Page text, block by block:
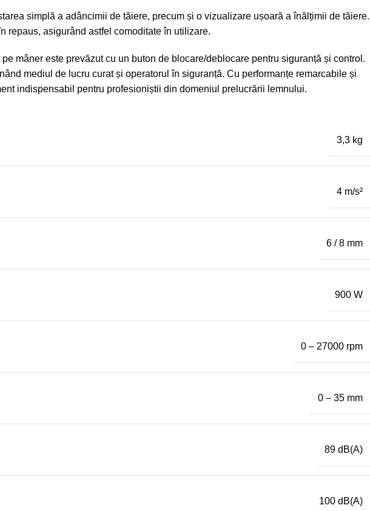
simplă a adâncimii de tăiere, precum și o vizualizare ușoară a înălțimii de tăiere.
repaus, asigurând astfel comoditate în utilizare.
mâner este prevăzut cu un buton de blocare/deblocare pentru siguranță și control.
mediul de lucru curat și operatorul în siguranță. Cu performanțe remarcabile și
indispensabil pentru profesioniștii din domeniul prelucrării lemnului.
3,3 kg
4 m/s²
6 / 8 mm
900 W
0 – 27000 rpm
0 – 35 mm
89 dB(A)
100 dB(A)